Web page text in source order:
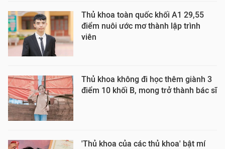
Thủ khoa toàn quốc khối A1 29,55
điểm nuôi ước mơ thành lập trình
viên
Thủ khoa không đi học thêm giành 3
điểm 10 khối B, mong trở thành bác sĩ
'Thủ khoa của các thủ khoa' bật mí